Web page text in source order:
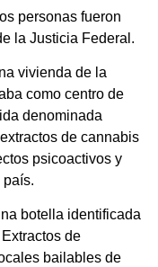
personas fueron
la Justicia Federal.
vivienda de la
como centro de
denominada
de cannabis
psicoactivos y
país.
botella identificada
de
bailables de